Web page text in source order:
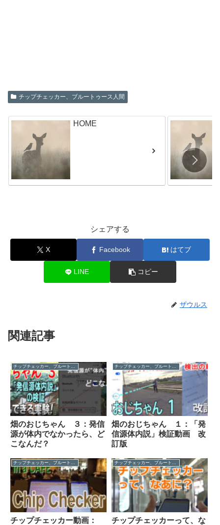
チップチェッカー、ブルートゥース人間
HOME
シェアする
X Facebook はてブ
LINE コピー
ザウルス
関連記事
チップチェッカー、ブルートゥース人間
畑のおじちゃん ３：発信
源が体内でなかったら、ど
こなんだ？
チップチェッカー、ブルートゥース人間
畑のおじちゃん １：「発
信源体内説」検証動画 改
訂版
チップチェッカー、ブルートゥース人間
チップチェッカー動画：
チップチェッカー、ブルートゥース人間
チップチェッカーって、な